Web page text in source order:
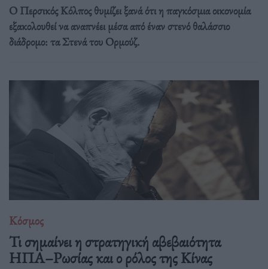
Ο Περσικός Κόλπος θυμίζει ξανά ότι η παγκόσμια οικονομία
εξακολουθεί να αναπνέει μέσα από έναν στενό θαλάσσιο
διάδρομο: τα Στενά του Ορμούζ.
Κόσμος
Τι σημαίνει η στρατηγική αβεβαιότητα
ΗΠΑ–Ρωσίας και ο ρόλος της Κίνας